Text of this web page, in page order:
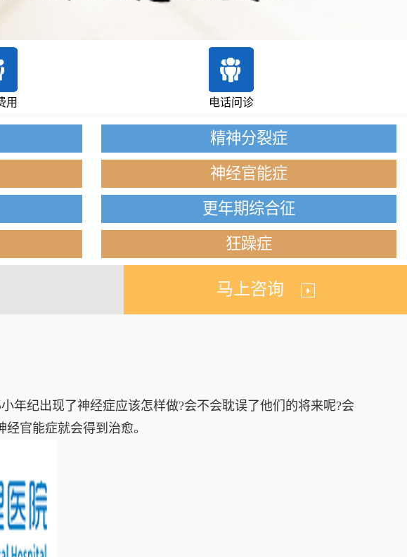
用 电话问诊
精神分裂症
神经官能症
更年期综合征
狂躁症
马上咨询
年纪出现了神经症应该怎样做?会不会耽误了他们的将来呢?会
官能症就会得到治愈。